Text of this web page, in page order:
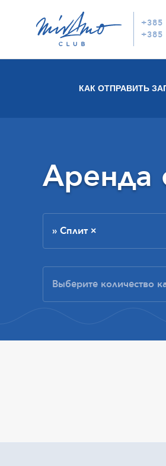
+385
+385
КАК ОТПРАВИТЬ
Аренда
» Сплит ×